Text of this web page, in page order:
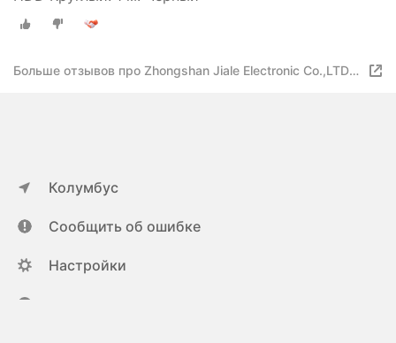
Больше отзывов про Zhongshan Jiale Electronic Co.,LTD
Колумбус
Сообщить об ошибке
Настройки